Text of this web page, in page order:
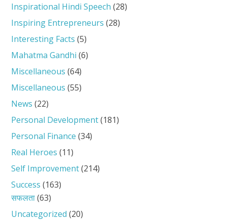
Inspirational Hindi Speech (28)
Inspiring Entrepreneurs (28)
Interesting Facts (5)
Mahatma Gandhi (6)
Miscellaneous (64)
Miscellaneous (55)
News (22)
Personal Development(181)
Personal Finance (34)
Real Heroes (11)
Self Improvement(214)
Success (163)
सफलता(63)
Uncategorized (20)